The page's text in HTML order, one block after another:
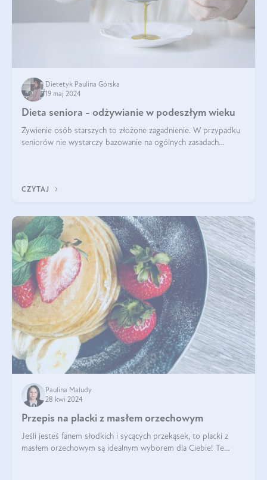
Dietetyk Paulina Górska
19 maj 2024
Dieta seniora - odżywianie w podeszłym wieku
Żywienie osób starszych to złożone zagadnienie. W przypadku
seniorów nie wystarczy bazowanie na ogólnych zasadach
CZYTAJ
Paulina Maludy
28 kwi 2024
Przepis na placki z masłem orzechowym
Jeśli jesteś fanem słodkich i sycących przekąsek, to placki z
masłem orzechowym są idealnym wyborem dla Ciebie! Te